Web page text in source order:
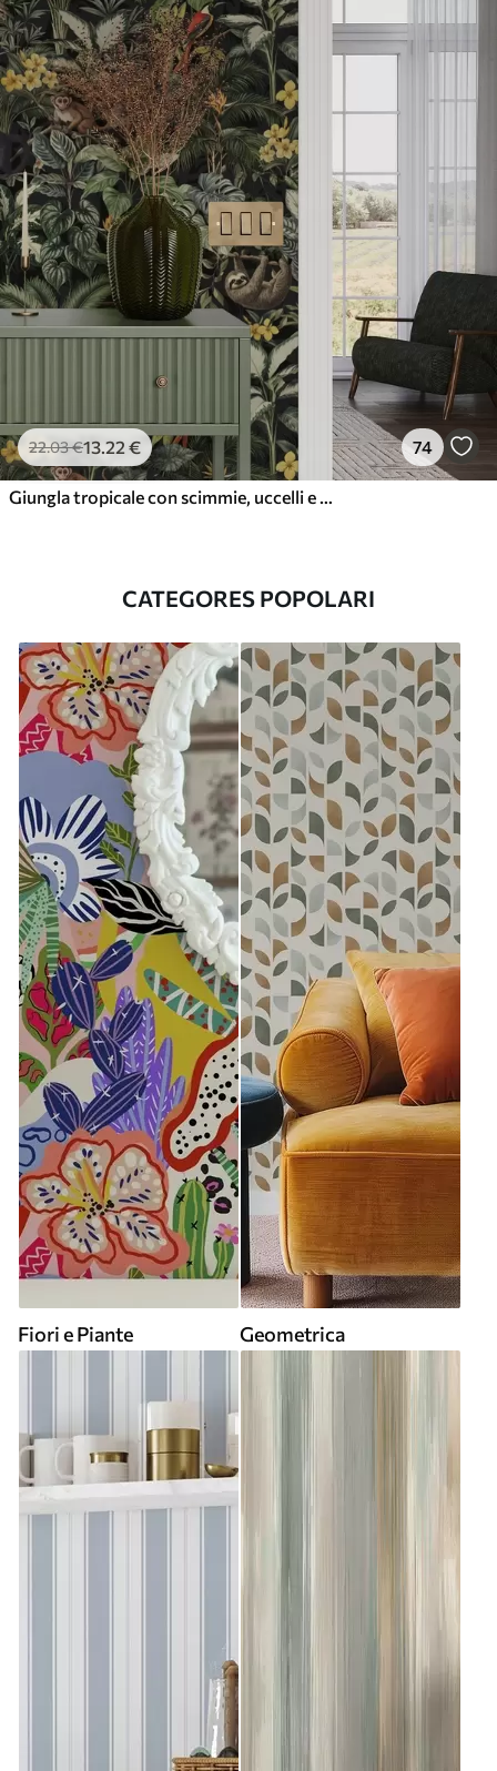
22.03€13.22 € 74
Giungla tropicale con scimmie, uccelli e fitto fogliame
CATEGORES POPOLARI
Fiori e Piante Geometrica